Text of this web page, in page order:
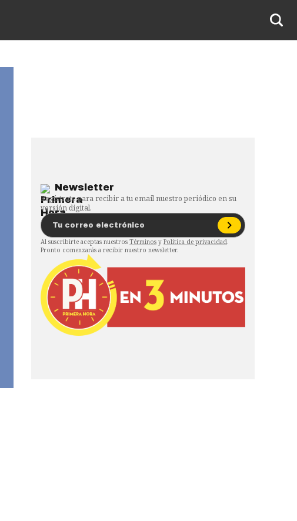
Newsletter
Regístrate para recibir a tu email nuestro periódico en su
versión digital.
Al suscribirte aceptas nuestros Términos y Política de privacidad.
Pronto comenzarás a recibir nuestro newsletter.